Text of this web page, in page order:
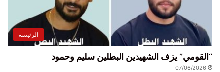
الرئيسة
“القومي” يزف الشهيدين البطلين سليم وحمود
07/06/2026